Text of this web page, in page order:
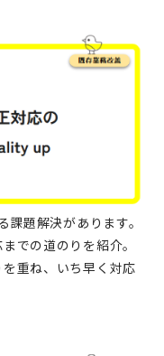
題解決があります。
での道のりを紹介。
重ね、いち早く対応